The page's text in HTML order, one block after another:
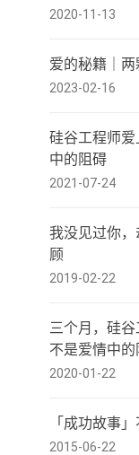
2020-11-13
爱的秘籍｜
2023-02-16
硅谷工程师
中的阻碍
2021-07-24
我没见过你，
顾
2019-02-22
三个月，硅
不是爱情中的
2020-01-22
「成功故事
2015-06-22